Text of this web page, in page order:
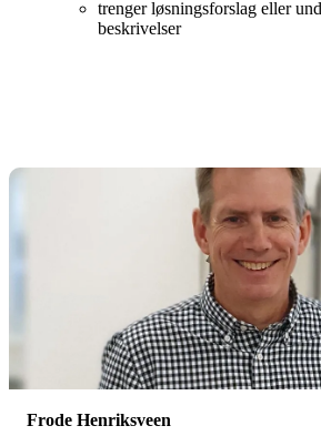
trenger løsningsforslag eller
beskrivelser
Frode Henriksveen